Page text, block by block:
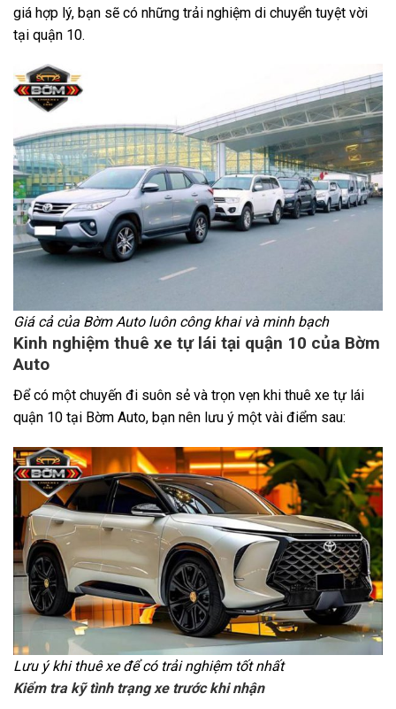
giá hợp lý, bạn sẽ có những trải nghiệm di chuyển tuyệt vời
tại quận 10.
Giá cả của Bờm Auto luôn công khai và minh bạch
Kinh nghiệm thuê xe tự lái tại quận 10 của Bờm
Auto
Để có một chuyến đi suôn sẻ và trọn vẹn khi thuê xe tự lái
quận 10 tại Bờm Auto, bạn nên lưu ý một vài điểm sau:
Lưu ý khi thuê xe để có trải nghiệm tốt nhất
Kiểm tra kỹ tình trạng xe trước khi nhận